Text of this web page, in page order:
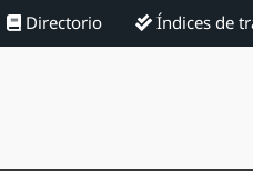
Directorio Índices de